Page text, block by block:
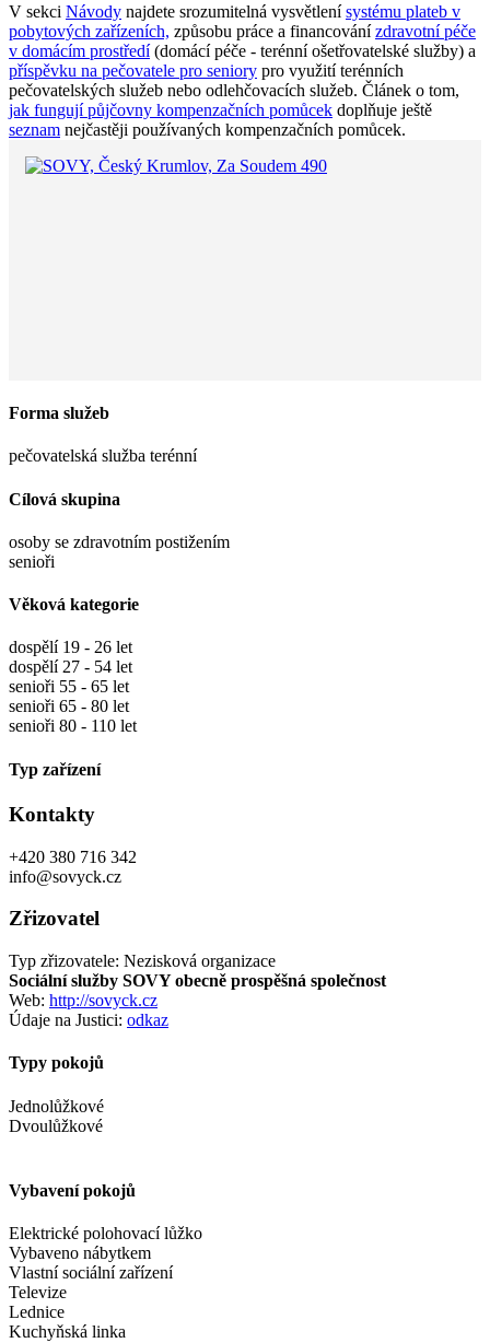
V sekci Návody najdete srozumitelná vysvětlenísystému plateb v
pobytových zařízeních, způsobu práce a financovánízdravotní péče
v domácím prostředí(domácí péče - terénní ošetřovatelské služby) a
příspěvku na pečovatele pro seniory pro využití terénních
pečovatelských služeb nebo odlehčovacích služeb. Článek o tom,
jak fungují půjčovny kompenzačních pomůcek doplňuje ještě
seznam nejčastěji používaných kompenzačních pomůcek.
Forma služeb
pečovatelská služba terénní
Cílová skupina
osoby se zdravotním postižením
senioři
Věková kategorie
dospělí 19 - 26 let
dospělí 27 - 54 let
senioři 55 - 65 let
senioři 65 - 80 let
senioři 80 - 110 let
Typ zařízení
Kontakty
+420 380 716 342
info@sovyck.cz
Zřizovatel
Typ zřizovatele: Nezisková organizace
Sociální služby SOVY obecně prospěšná společnost
Web: http://sovyck.cz
Údaje na Justici: odkaz
Typy pokojů
Jednolůžkové
Dvoulůžkové
Vybavení pokojů
Elektrické polohovací lůžko
Vybaveno nábytkem
Vlastní sociální zařízení
Televize
Lednice
Kuchyňská linka